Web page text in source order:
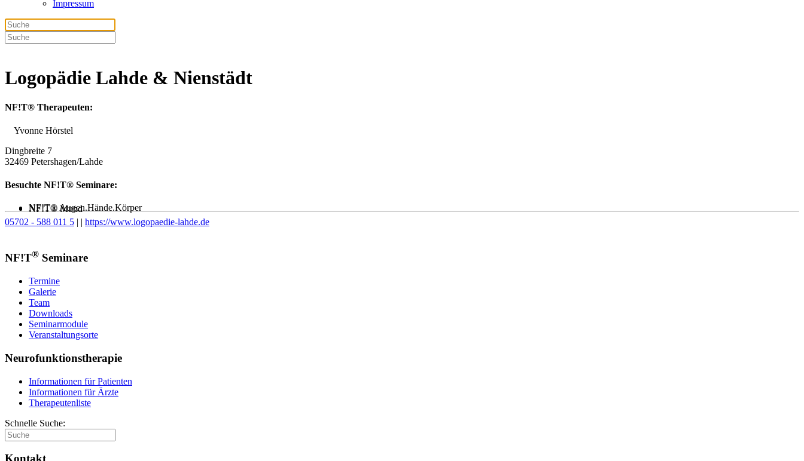
Impressum
Logopädie Lahde & Nienstädt
NF!T® Therapeuten:
Yvonne Hörstel
Dingbreite 7
32469 Petershagen/Lahde
Besuchte NF!T® Seminare:
NF!T® Mund
NF!T® Augen.Hände.Körper
05702 - 588 011 5 | | https://www.logopaedie-lahde.de
NF!T® Seminare
Termine
Galerie
Team
Downloads
Seminarmodule
Veranstaltungsorte
Neurofunktionstherapie
Informationen für Patienten
Informationen für Ärzte
Therapeutenliste
Schnelle Suche: